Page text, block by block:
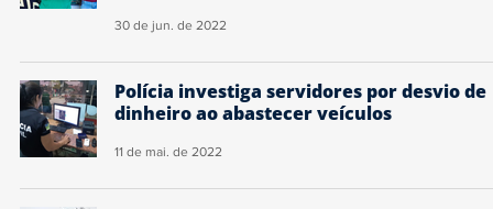
30 de jun. de 2022
Polícia investiga servidores por desvio de
dinheiro ao abastecer veículos
11 de mai. de 2022